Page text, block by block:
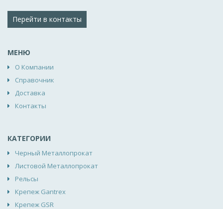
Перейти в контакты
МЕНЮ
О Компании
Справочник
Доставка
Контакты
КАТЕГОРИИ
Черный Металлопрокат
Листовой Металлопрокат
Рельсы
Крепеж Gantrex
Крепеж GSR